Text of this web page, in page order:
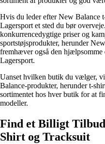
Hvis du leder efter New Balance
Lagersport et sted du bør
konkurrencedygtige priser og
sportstøjsprodukter, herunder
fremhæver også den hjælpsomme
Lagersport.
Uanset hvilken butik du vælger,
Balance-produkter, herunder t-
sortimentet hos hver butik for at
modeller.
Find et Billigt Tilbud
Shirt og Tracksuit